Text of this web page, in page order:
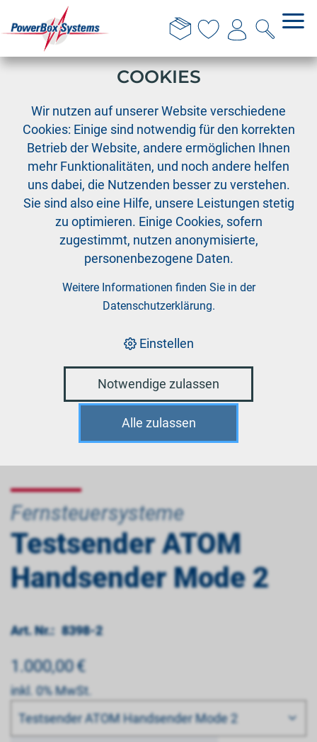
Testsender ATOM Handsender Mode 2
Fernsteuersysteme
Testsender ATOM
Handsender Mode 2
Art. Nr.: 8398-2
1.000,00€
inkl. 0% MwSt.
Testsender ATOM Handsender Mode 2
DIESE WEBSITE VERWENDET
COOKIES
Wir nutzen auf unserer Website verschiedene
Cookies: Einige sind notwendig für den korrekten
Betrieb der Website, andere ermöglichen Ihnen
mehr Funktionalitäten, und noch andere helfen
uns dabei, die Nutzenden besser zu verstehen.
Sie sind also eine Hilfe, unsere Leistungen stetig
zu optimieren. Einige Cookies, sofern
zugestimmt, nutzen anonymisierte,
personenbezogene Daten.
Weitere Informationen finden Sie in der
Datenschutzerklärung.
Einstellen
Notwendige zulassen
Alle zulassen